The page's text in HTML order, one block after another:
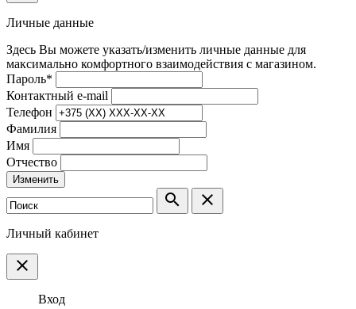
Личные данные
Здесь Вы можете указать/изменить личные данные для
максимально комфортного взаимодействия с магазином.
Пароль*
Контактный e-mail
Телефон
Фамилия
Имя
Отчество
Изменить
search clear
Личный кабинет
clear
Вход